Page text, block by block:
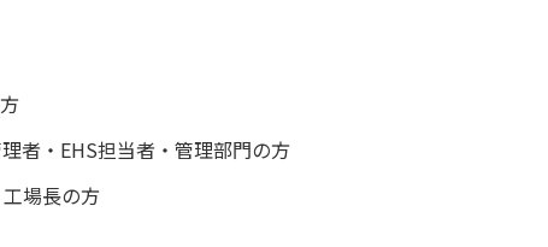
者・EHS担当者・管理部門の方
場長の方